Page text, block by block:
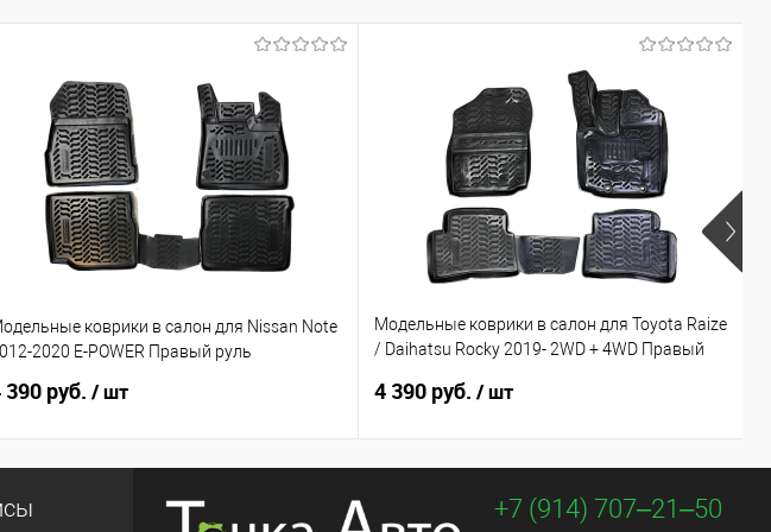
коврики в салон для Nissan Note
2020 E-POWER Правый руль
390 руб. / шт
Модельные коврики в салон для Toyota Raize
/ Daihatsu Rocky 2019- 2WD + 4WD Правый
4 390 руб. / шт
+7 (914) 707‒21‒50